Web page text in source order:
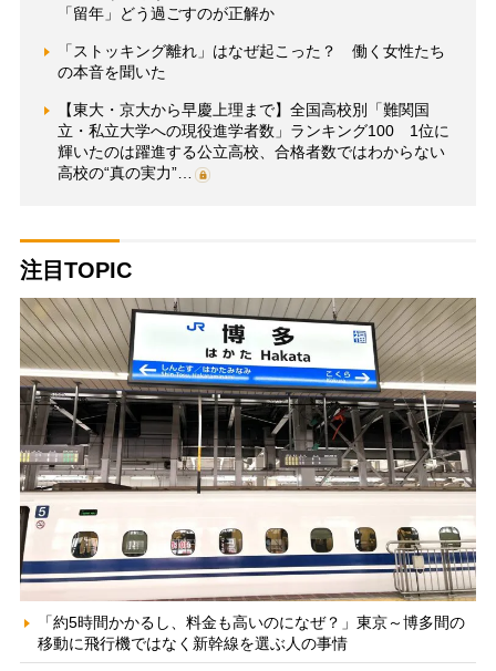
「留年」どう過ごすのが正解か
「ストッキング離れ」はなぜ起こった？ 働く女性たち
の本音を聞いた
【東大・京大から早慶上理まで】全国高校別「難関国
立・私立大学への現役進学者数」ランキング100 1位に
輝いたのは躍進する公立高校、合格者数ではわからない
高校の“真の実力”…
注目TOPIC
「約5時間かかるし、料金も高いのになぜ？」東京～博多間の
移動に飛行機ではなく新幹線を選ぶ人の事情